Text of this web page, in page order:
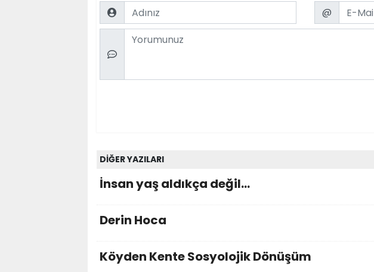
Name Email
@
Comment
DİĞER YAZILARI
İnsan yaş aldıkça değil...
Derin Hoca
Köyden Kente Sosyolojik Dönüşüm